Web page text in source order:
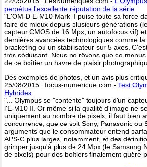
perpétue l'excellente réputation de la série
"L'OM-D E-M10 Mark II puise toute sa force
faire de mieux depuis plusieurs générations
capteur CMOS de 16 Mpx, un autofocus vif)
dernières avancées technologiques comme
bracketing ou un stabilisateur sur 5 axes.
très séduisant. Nous ne rêvons que de
de ce boîtier un havre de plaisir
Des exemples de photos, et un avis plus
25/08/2015 : focus-numerique.com - Test
Hybrides
"... Olympus se "contente" toujours d'un
l'E-M10 II. Or même si la qualité d'image ne
uniquement au nombre de pixels, il faut bien
concurrence, que ce soit Sony, Panasonic ou
arguments que le consommateur entend
APS-C plus larges, notamment, et des
grimper jusqu'à plus de 24 Mpx (le Samsung
de pixels) pour des boîtiers finalement guère